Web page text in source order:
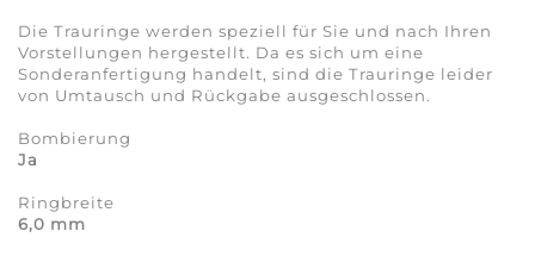
Die Trauringe werden speziell für Sie und nach Ihren
Vorstellungen hergestellt. Da es sich um eine
Sonderanfertigung handelt, sind die Trauringe leider
von Umtausch und Rückgabe ausgeschlossen.
Bombierung
Ja
Ringbreite
6,0 mm